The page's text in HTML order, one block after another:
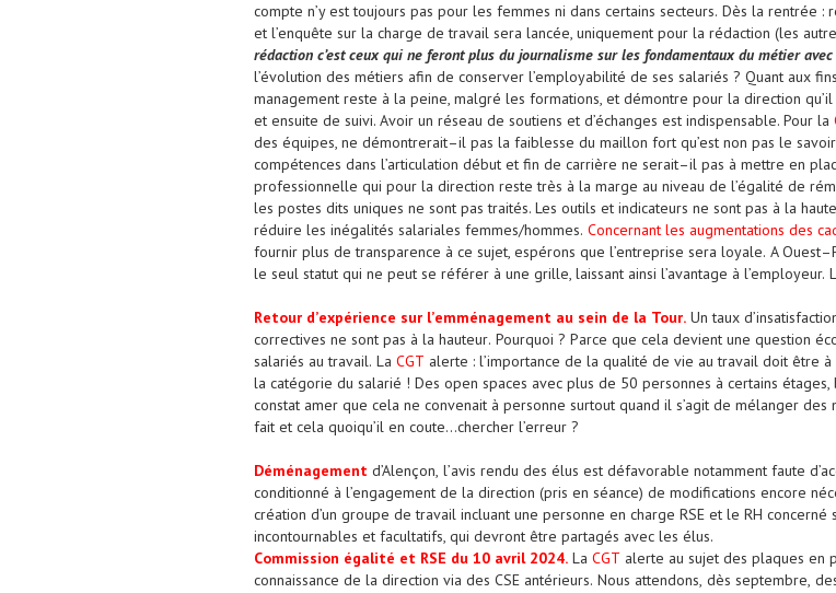
compte n’y est toujours pas pour les femmes ni dans certains secteurs. Dès la rentrée :
et l’enquête sur la charge de travail sera lancée, uniquement pour la rédaction (les
rédaction c’est ceux qui ne feront plus du journalisme sur les fondamentaux du métier
l’évolution des métiers afin de conserver l’employabilité de ses salariés ? Quant aux
management reste à la peine, malgré les formations, et démontre pour la direction qu’il
et ensuite de suivi. Avoir un réseau de soutiens et d’échanges est indispensable. Pour la
des équipes, ne démontrerait–il pas la faiblesse du maillon fort qu’est non pas le savoir
compétences dans l’articulation début et fin de carrière ne serait–il pas à mettre en
professionnelle qui pour la direction reste très à la marge au niveau de l’égalité de
les postes dits uniques ne sont pas traités. Les outils et indicateurs ne sont pas à la
réduire les inégalités salariales femmes/hommes. Concernant les augmentations des ca
fournir plus de transparence à ce sujet, espérons que l’entreprise sera loyale. A Ouest–
le seul statut qui ne peut se référer à une grille, laissant ainsi l’avantage à l’employeur.
Retour d’expérience sur l’emménagement au sein de la Tour. Un taux
correctives ne sont pas à la hauteur. Pourquoi ? Parce que cela devient une question
salariés au travail. La CGT alerte : l’importance de la qualité de vie au travail doit être
la catégorie du salarié ! Des open spaces avec plus de 50 personnes à certains étages,
constat amer que cela ne convenait à personne surtout quand il s’agit de mélanger des
fait et cela quoiqu’il en coute…chercher l’erreur ?
Déménagement d’Alençon, l’avis rendu des élus est défavorable notamment faute
conditionné à l’engagement de la direction (pris en séance) de modifications encore
création d’un groupe de travail incluant une personne en charge RSE et le RH
incontournables et facultatifs, qui devront être partagés avec les élus.
Commission égalité et RSE du 10 avril 2024. La CGT alerte au sujet des plaques en
connaissance de la direction via des CSE antérieurs. Nous attendons, dès septembre,